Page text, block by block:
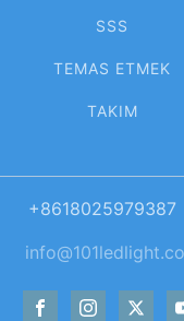
SSS
TEMAS ETMEK
TAKIM
+8618025979387